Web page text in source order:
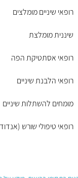
רופאי שיניים מומלצים
שיננית מומלצת
רופאי אסתטיקת הפה
רופאי הלבנת שיניים
מומחים להשתלות שיניים
רופאי טיפולי שורש